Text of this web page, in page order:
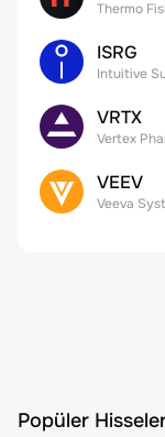
ISRG
VRTX
VEEV
Veeva
Popüler